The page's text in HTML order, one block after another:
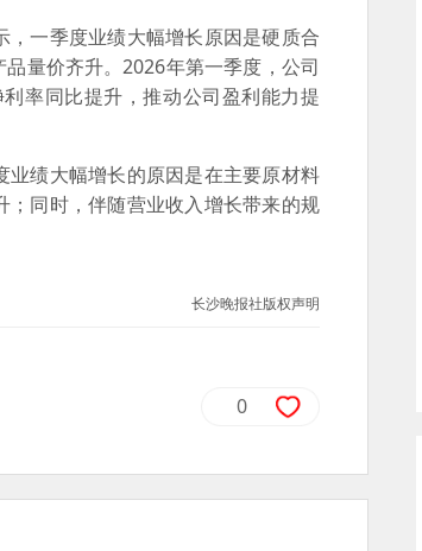
一季度业绩大幅增长原因是硬质合
量价齐升。2026年第一季度，公司
率同比提升，推动公司盈利能力提
绩大幅增长的原因是在主要原材料
同时，伴随营业收入增长带来的规
长沙晚报社版权声明
0